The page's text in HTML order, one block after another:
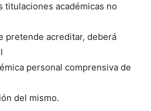
titulaciones académicas no
pretende acreditar, deberá
personal comprensiva de
del mismo.